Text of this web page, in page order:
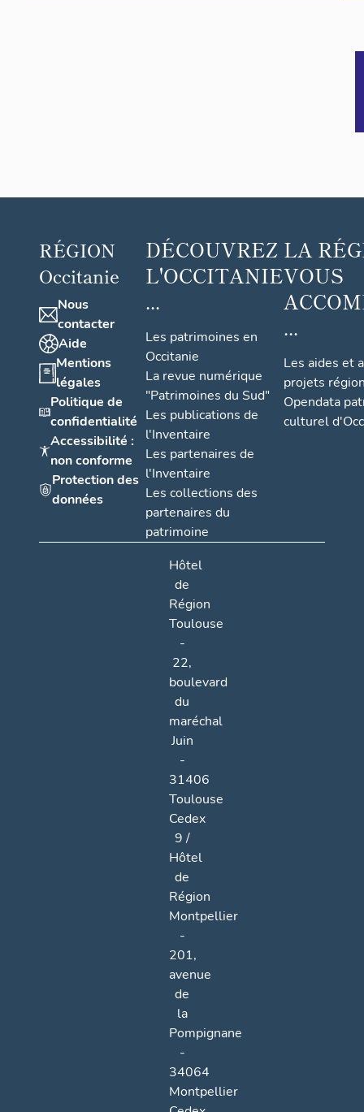
RÉGION
Occitanie
Nous
contacter
Aide
Mentions
légales
Politique de
confidentialité
Accessibilité :
non conforme
Protection des
données
DÉCOUVREZ
L'OCCITANIE
...
Les patrimoines en
Occitanie
La revue numérique
"Patrimoines du Sud"
Les publications de
l'Inventaire
Les partenaires de
l'Inventaire
Les collections des
partenaires du
patrimoine
LA
VOUS
...
Les aides et
projets
Opendata
culturel
Hôtel
de
Région
Toulouse
-
22,
boulevard
du
maréchal
Juin
-
31406
Toulouse
Cedex
9 /
Hôtel
de
Région
Montpellier
-
201,
avenue
de
la
Pompignane
-
34064
Montpellier